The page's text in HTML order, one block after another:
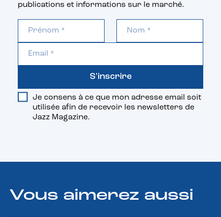
publications et informations sur le marché.
Je consens à ce que mon adresse email soit
utilisée afin de recevoir les newsletters de
Jazz Magazine.
S'inscrire
Vous aimerez aussi